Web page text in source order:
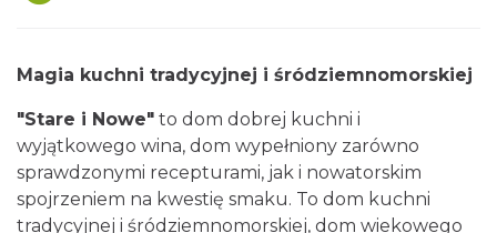
Magia kuchni tradycyjnej i śródziemnomorskiej
"Stare i Nowe" to dom dobrej kuchni i
wyjątkowego wina, dom wypełniony zarówno
sprawdzonymi recepturami, jak i nowatorskim
spojrzeniem na kwestię smaku. To dom kuchni
tradycyjnej i śródziemnomorskiej, dom wiekowego